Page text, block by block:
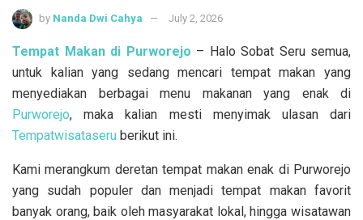
by Nanda Dwi Cahya July 2, 2026
Tempat Makan di Purworejo – Halo Sobat Seru semua,
untuk kalian yang sedang mencari tempat makan yang
menyediakan berbagai menu makanan yang enak di
Purworejo, maka kalian mesti menyimak ulasan dari
Tempatwisataseru berikut ini.
Kami merangkum deretan tempat makan enak di Purworejo
yang sudah populer dan menjadi tempat makan favorit
banyak orang, baik oleh masyarakat lokal, hingga wisatawan